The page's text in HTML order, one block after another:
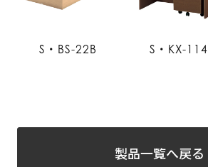
S・BS-22B S・KX-114
製品一覧へ戻る